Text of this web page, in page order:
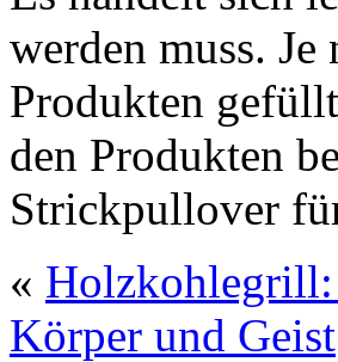
werden muss.
Produkten
den Produkten
Strickpullover
« Holzkohlegrill:
Körper und Geist